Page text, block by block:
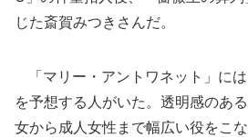
じた斎賀みつきさんだ。
「マリー・アントワネット」に
を予想する人がいた。透明感のあ
女から成人女性まで幅広い役をこ